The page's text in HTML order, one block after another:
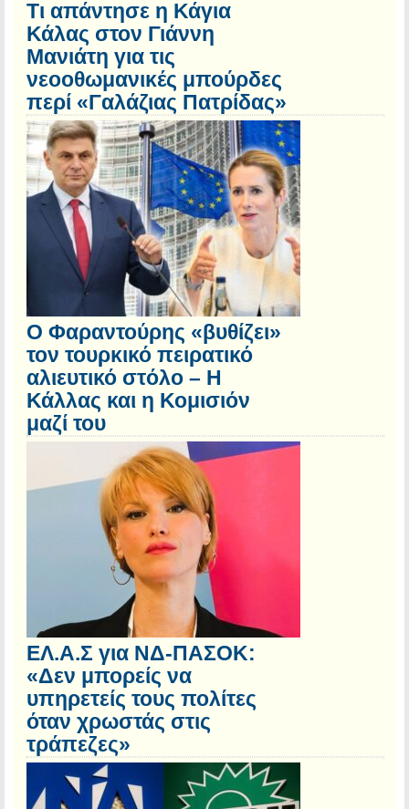
Τι απάντησε η Κάγια
Κάλας στον Γιάννη
Μανιάτη για τις
νεοοθωμανικές μπούρδες
περί «Γαλάζιας Πατρίδας»
Ο Φαραντούρης «βυθίζει»
τον τουρκικό πειρατικό
αλιευτικό στόλο – Η
Κάλλας και η Κομισιόν
μαζί του
ΕΛ.Α.Σ για ΝΔ-ΠΑΣΟΚ:
«Δεν μπορείς να
υπηρετείς τους πολίτες
όταν χρωστάς στις
τράπεζες»